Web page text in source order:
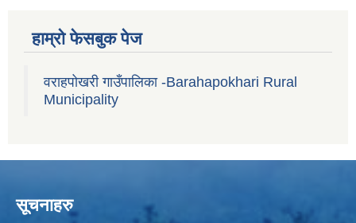
हाम्रो फेसबुक पेज
वराहपोखरी गाउँपालिका -Barahapokhari Rural
Municipality
सूचनाहरु